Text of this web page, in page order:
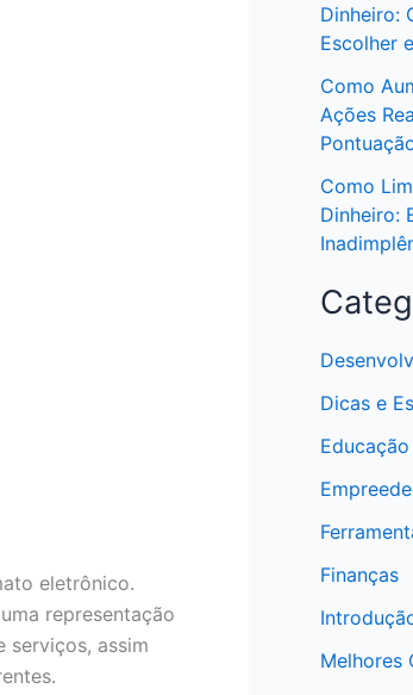
eletrônico.
representação
serviços, assim
Dinheiro:
Escolher
Como
Ações
Como
Dinheiro:
Dicas e
Finanças
Melhores